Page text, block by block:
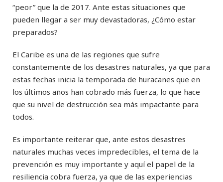
“peor” que la de 2017. Ante estas situaciones que
pueden llegar a ser muy devastadoras, ¿Cómo estar
preparados?
El Caribe es una de las regiones que sufre
constantemente de los desastres naturales, ya que para
estas fechas inicia la temporada de huracanes que en
los últimos años han cobrado más fuerza, lo que hace
que su nivel de destrucción sea más impactante para
todos.
Es importante reiterar que, ante estos desastres
naturales muchas veces impredecibles, el tema de la
prevención es muy importante y aquí el papel de la
resiliencia cobra fuerza, ya que de las experiencias